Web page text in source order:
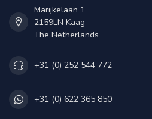
Marijkelaan 1
2159LN Kaag
The Netherlands
+31 (0) 252 544 772
+31 (0) 622 365 850